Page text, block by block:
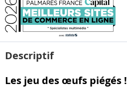
Descriptif
Les jeu des œufs piégés !